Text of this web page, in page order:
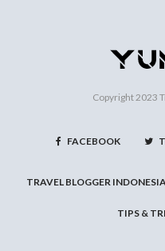
Copyright 2023
FACEBOOK
TRAVEL BLOGGER INDONESIA
TIPS &